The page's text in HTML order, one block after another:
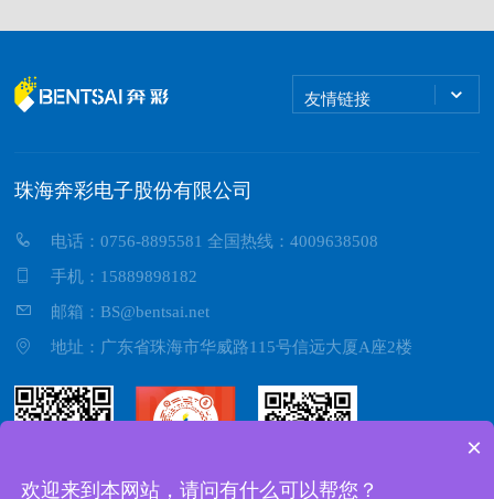
友情链接
珠海奔彩电子股份有限公司
电话：0756-8895581 全国热线：4009638508
手机：15889898182
邮箱：BS@bentsai.net
地址：广东省珠海市华威路115号信远大厦A座2楼
×
欢迎来到本网站，请问有什么可以帮您？